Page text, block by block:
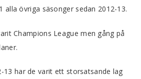
alla övriga säsonger sedan 2012-13.
Champions League men gång på
13 har de varit ett storsatsande lag